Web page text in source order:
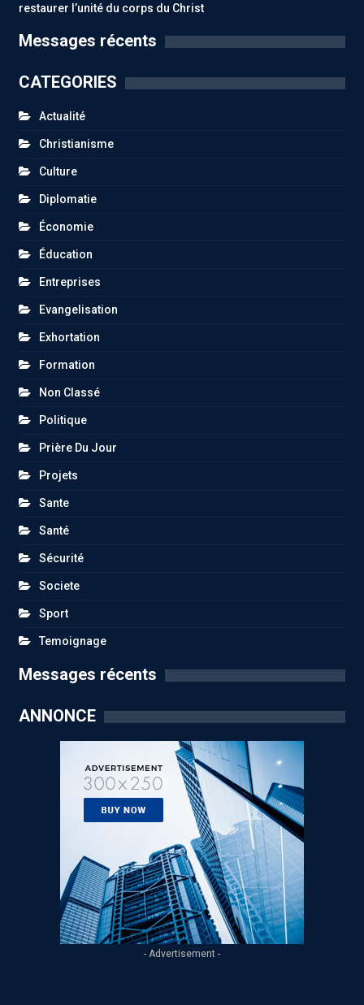
restaurer l’unité du corps du Christ
Messages récents
CATEGORIES
Actualité
Christianisme
Culture
Diplomatie
Économie
Éducation
Entreprises
Evangelisation
Exhortation
Formation
Non Classé
Politique
Prière Du Jour
Projets
Sante
Santé
Sécurité
Societe
Sport
Temoignage
Messages récents
ANNONCE
- Advertisement -